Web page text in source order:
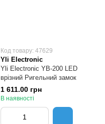
Код товару: 47629
Yli Electronic
Yli Electronic YB-200 LED
врізний Ригельний замок
1 611.00 грн
В наявності